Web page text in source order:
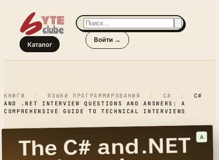
Каталог
Войти →
КНИГИ / ЯЗЫКИ ПРОГРАММИРОВАНИЯ / C# /
C#
AND .NET INTERVIEW QUESTIONS AND ANSWERS: A
COMPREHENSIVE GUIDE TO TECHNICAL INTERVIEWS
A